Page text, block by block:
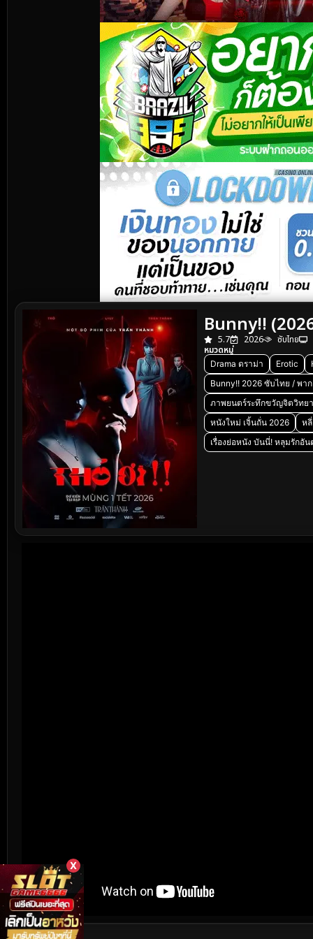
X
Bunny!!
5.7 2026
ซับไทย
หมวดหมู่
Drama ดราม่า Erotic
Bunny!! 2026 ซับไทย / พา
ภาพยนตร์ระทึกขวัญจิตวิทย
หนังใหม่ เจิ้นถั่น 2026
ห
เรื่องย่อหนัง บันนี่! หลุมรักอั